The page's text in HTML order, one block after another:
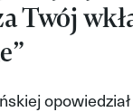
Twój